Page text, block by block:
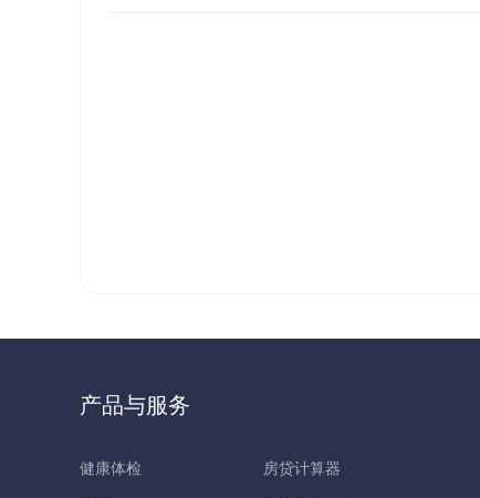
产品与服务
健康体检 房贷计算器